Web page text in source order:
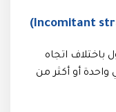
باختلاف اتجاه
أو أكثر من